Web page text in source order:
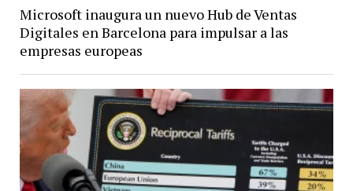
Microsoft inaugura un nuevo Hub de Ventas
Digitales en Barcelona para impulsar a las
empresas europeas